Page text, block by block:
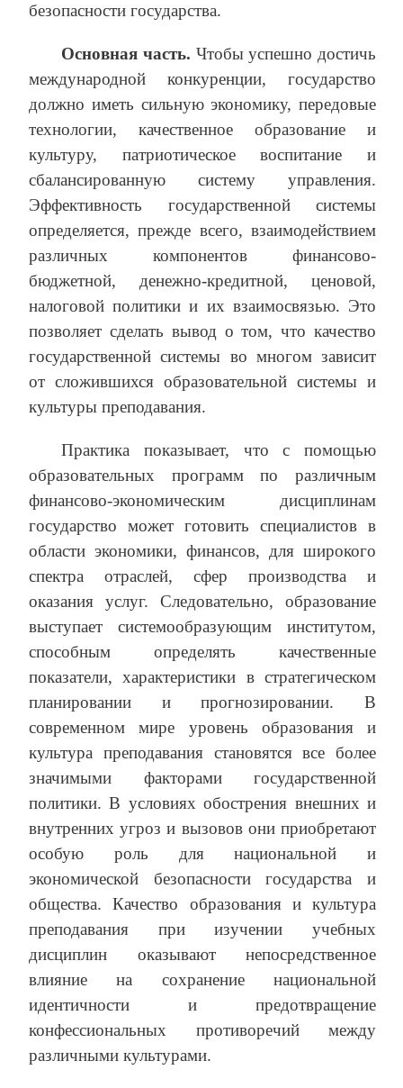
безопасности государства.
Основная часть. Чтобы успешно достичь
международной конкуренции, государство
должно иметь сильную экономику, передовые
технологии, качественное образование и
культуру, патриотическое воспитание и
сбалансированную систему управления.
Эффективность государственной системы
определяется, прежде всего, взаимодействием
различных компонентов финансово-
бюджетной, денежно-кредитной, ценовой,
налоговой политики и их взаимосвязью. Это
позволяет сделать вывод о том, что качество
государственной системы во многом зависит
от сложившихся образовательной системы и
культуры преподавания.
Практика показывает, что с помощью
образовательных программ по различным
финансово-экономическим дисциплинам
государство может готовить специалистов в
области экономики, финансов, для широкого
спектра отраслей, сфер производства и
оказания услуг. Следовательно, образование
выступает системообразующим институтом,
способным определять качественные
показатели, характеристики в стратегическом
планировании и прогнозировании. В
современном мире уровень образования и
культура преподавания становятся все более
значимыми факторами государственной
политики. В условиях обострения внешних и
внутренних угроз и вызовов они приобретают
особую роль для национальной и
экономической безопасности государства и
общества. Качество образования и культура
преподавания при изучении учебных
дисциплин оказывают непосредственное
влияние на сохранение национальной
идентичности и предотвращение
конфессиональных противоречий между
различными культурами.